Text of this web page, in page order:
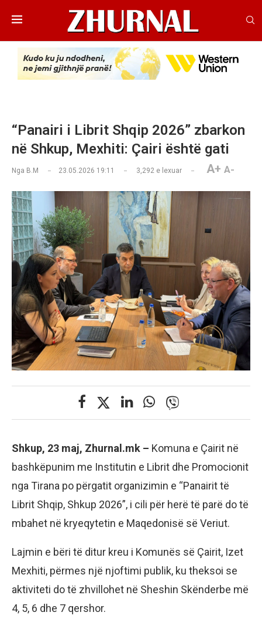
“Panairi i Librit Shqip 2026” zbarkon
në Shkup, Mexhiti: Çairi është gati
Nga B.M 23.05.2026 19:11 3,292 e lexuar A+ A-
Shkup, 23 maj, Zhurnal.mk – Komuna e Çairit në
bashkëpunim me Institutin e Librit dhe Promocionit
nga Tirana po përgatit organizimin e “Panairit të
Librit Shqip, Shkup 2026”, i cili për herë të parë do të
mbahet në kryeqytetin e Maqedonisë së Veriut.
Lajmin e bëri të ditur kreu i Komunës së Çairit, Izet
Mexhiti, përmes një njoftimi publik, ku theksoi se
aktiviteti do të zhvillohet në Sheshin Skënderbe më
4, 5, 6 dhe 7 qershor.